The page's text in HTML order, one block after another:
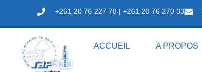
+261 20 76 227 78 | +261 20 76 270 33
ACCUEIL A PROPOS